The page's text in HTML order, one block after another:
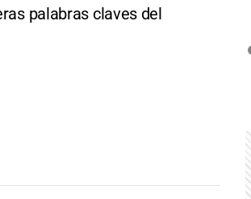
palabras claves del